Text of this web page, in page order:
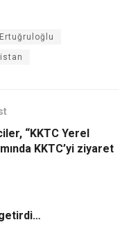
Ertuğruloğlu
“KKTC Yerel
KKTC’yi ziyaret